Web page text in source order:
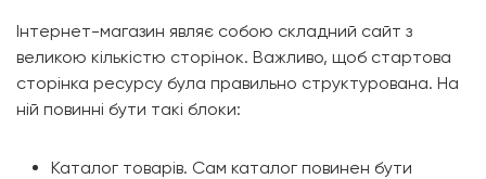
Інтернет-магазин являє собою складний сайт з
великою кількістю сторінок. Важливо, щоб стартова
сторінка ресурсу була правильно структурована. На
ній повинні бути такі блоки:
Каталог товарів. Сам каталог повинен бути